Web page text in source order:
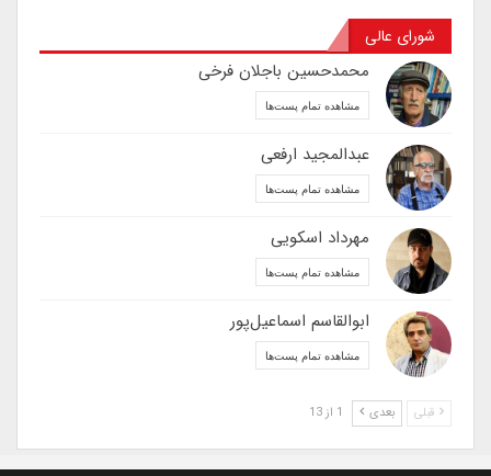
شورای عالی
محمدحسین باجلان فرخی
مشاهده تمام پست‌ها
عبدالمجید ارفعی
مشاهده تمام پست‌ها
مهرداد اسکویی
مشاهده تمام پست‌ها
ابوالقاسم اسماعیل‌پور
مشاهده تمام پست‌ها
قبلی بعدی